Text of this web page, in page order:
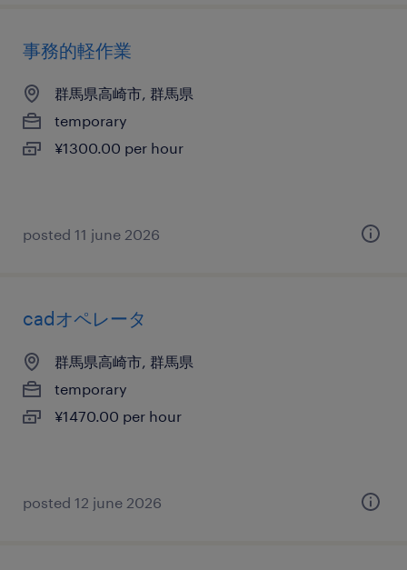
事務的軽作業
群馬県高崎市, 群馬県
temporary
¥1300.00 per hour
posted 11 june 2026
cadオペレータ
群馬県高崎市, 群馬県
temporary
¥1470.00 per hour
posted 12 june 2026